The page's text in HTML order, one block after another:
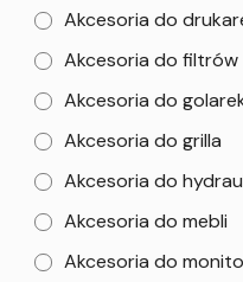
Akcesoria do
Akcesoria do filtrów
Akcesoria do
Akcesoria do grilla
Akcesoria do
Akcesoria do mebli
Akcesoria do